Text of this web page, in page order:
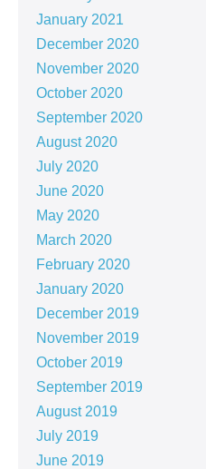
January 2021
December 2020
November 2020
October 2020
September 2020
August 2020
July 2020
June 2020
May 2020
March 2020
February 2020
January 2020
December 2019
November 2019
October 2019
September 2019
August 2019
July 2019
June 2019